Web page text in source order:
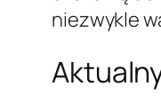
niezwykle